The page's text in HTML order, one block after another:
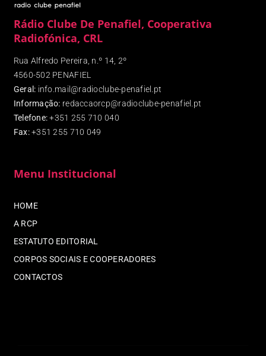
Rádio Clube De Penafiel, Cooperativa
Radiofónica, CRL
Rua Alfredo Pereira, n.º 14, 2º
4560-502 PENAFIEL
Geral: info.mail@radioclube-penafiel.pt
Informação: redaccaorcp@radioclube-penafiel.pt
Telefone: +351 255 710 040
Fax:+351 255 710 049
Menu Institucional
HOME
A RCP
ESTATUTO EDITORIAL
CORPOS SOCIAIS E COOPERADORES
CONTACTOS